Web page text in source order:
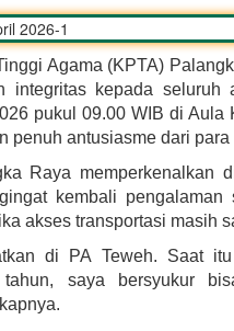
Agama (KPTA)
integritas kepada seluruh
pukul 09.00 WIB di Aula
penuh antusiasme dari para
Raya memperkenalkan
kembali
akses transportasi masih
di PA Teweh. Saat
saya bersyukur